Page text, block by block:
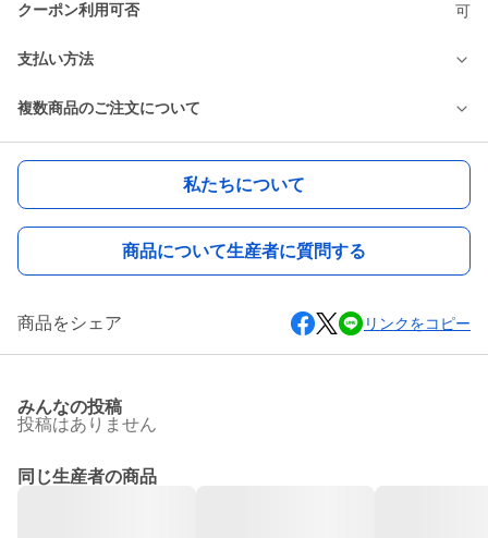
クーポン利用可否 可
支払い方法
複数商品のご注文について
私たちについて
商品について生産者に質問する
商品をシェア リンクをコピー
みんなの投稿
投稿はありません
同じ生産者の商品